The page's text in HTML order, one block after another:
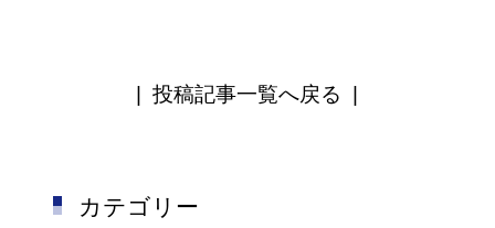
カテゴリー
|投稿記事一覧へ戻る |